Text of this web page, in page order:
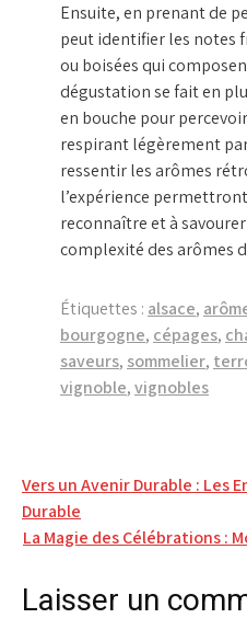
Ensuite, en prenant de
peut identifier les notes
ou boisées qui
dégustation se fait en
en bouche pour
respirant légèrement
ressentir les arômes
l’expérience
reconnaître et à
complexité des arômes
Étiquettes : alsace,
bourgogne, cépages,
saveurs, sommelier,
vignoble,vignobles
Navigation
de
l’article
Vers un Avenir Durable : Les
Durable
La Magie des Célébrations :
Laisser un